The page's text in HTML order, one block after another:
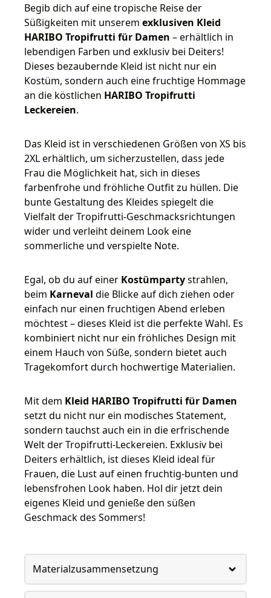
Begib dich auf eine tropische Reise der
Süßigkeiten mit unserem exklusiven Kleid
HARIBO Tropifrutti für Damen – erhältlich in
lebendigen Farben und exklusiv bei Deiters!
Dieses bezaubernde Kleid ist nicht nur ein
Kostüm, sondern auch eine fruchtige Hommage
an die köstlichen HARIBO Tropifrutti
Leckereien.
Das Kleid ist in verschiedenen Größen von XS bis
2XL erhältlich, um sicherzustellen, dass jede
Frau die Möglichkeit hat, sich in dieses
farbenfrohe und fröhliche Outfit zu hüllen. Die
bunte Gestaltung des Kleides spiegelt die
Vielfalt der Tropifrutti-Geschmacksrichtungen
wider und verleiht deinem Look eine
sommerliche und verspielte Note.
Egal, ob du auf einer Kostümpartystrahlen,
beim Karneval die Blicke auf dich ziehen oder
einfach nur einen fruchtigen Abend erleben
möchtest – dieses Kleid ist die perfekte Wahl. Es
kombiniert nicht nur ein fröhliches Design mit
einem Hauch von Süße, sondern bietet auch
Tragekomfort durch hochwertige Materialien.
Mit dem Kleid HARIBO Tropifrutti für Damen
setzt du nicht nur ein modisches Statement,
sondern tauchst auch ein in die erfrischende
Welt der Tropifrutti-Leckereien. Exklusiv bei
Deiters erhältlich, ist dieses Kleid ideal für
Frauen, die Lust auf einen fruchtig-bunten und
lebensfrohen Look haben. Hol dir jetzt dein
eigenes Kleid und genieße den süßen
Geschmack des Sommers!
Materialzusammensetzung